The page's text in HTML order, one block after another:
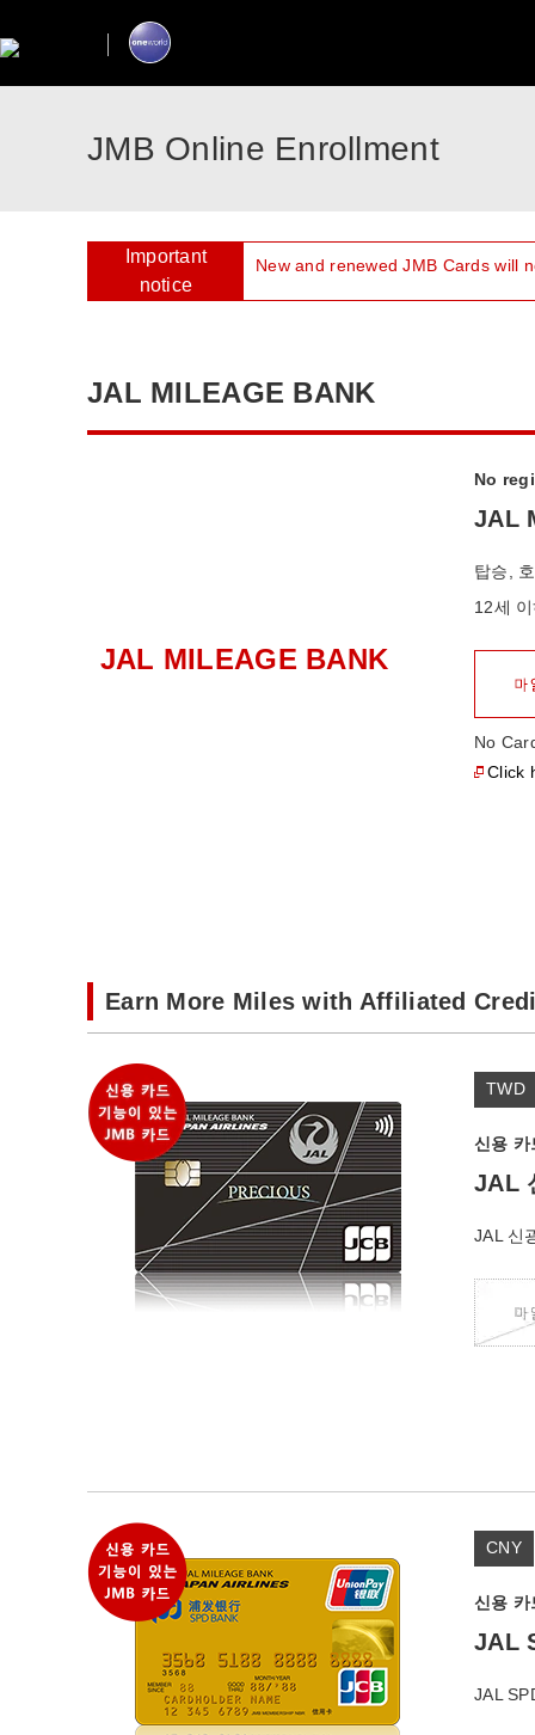
JMB Online Enrollment
Important
notice
New and renewed JMB Cards will
JAL MILEAGE BANK
JAL MILEAGE BANK
No
JAL
탑승,
12세
No
Click
Earn More Miles with Affiliated
신용
JAL
TWD
JAL 신
신용
JAL
CNY
JAL